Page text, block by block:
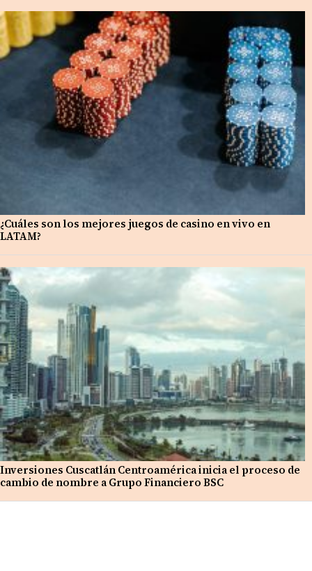
¿Cuáles son los mejores juegos de casino en vivo en
LATAM?
Inversiones Cuscatlán Centroamérica inicia el proceso de
cambio de nombre a Grupo Financiero BSC